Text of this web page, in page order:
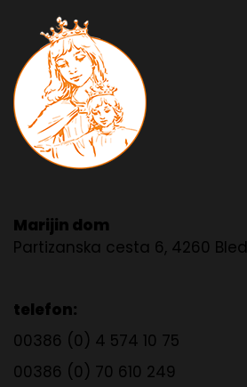
Marijin dom
Partizanska cesta 6, 4260 Bled
telefon:
00386 (0) 4 574 10 75
00386 (0) 70 610 249